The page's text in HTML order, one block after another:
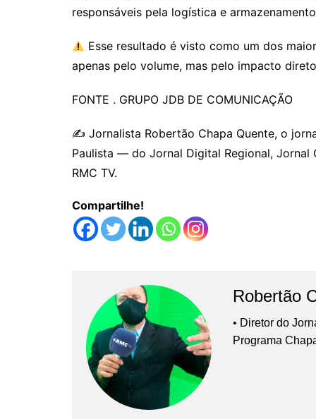
responsáveis pela logística e
Esse resultado é visto como um dos
apenas pelo volume, mas pelo impacto
FONTE . GRUPO JDB DE COMUNICAÇÃO
✍️ Jornalista Robertão Chapa Quente, o
Paulista — do Jornal Digital Regional,
RMC TV.
Compartilhe!
Robertão
• Diretor do
Programa